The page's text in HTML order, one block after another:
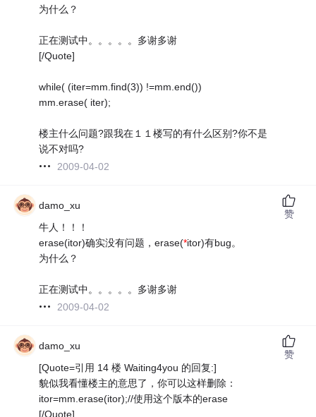
为什么？
正在测试中。。。。。多谢多谢
[/Quote]
while( (iter=mm.find(3)) !=mm.end())
mm.erase( iter);
楼主什么问题?跟我在１１楼写的有什么区别?你不是
说不对吗?
2009-04-02
damo_xu
牛人！！！
erase(itor)确实没有问题，erase(*itor)有bug。
为什么？
正在测试中。。。。。多谢多谢
2009-04-02
赞
damo_xu
[Quote=引用 14 楼 Waiting4you 的回复:]
貌似我看懂楼主的意思了，你可以这样删除：
itor=mm.erase(itor);//使用这个版本的erase
[/Quote]
赞